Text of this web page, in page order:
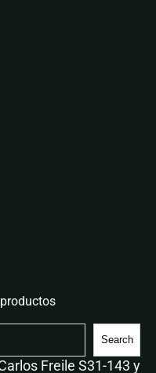
Search
Freile S31-143 y